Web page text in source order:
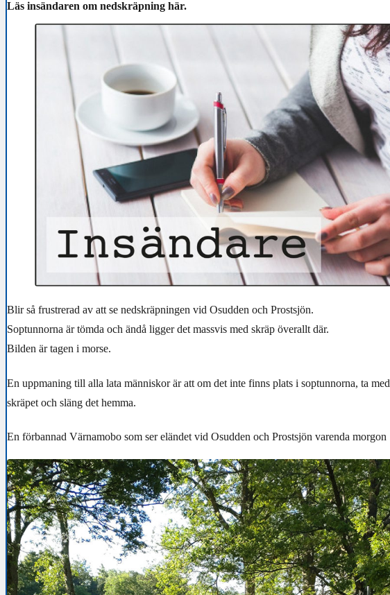
Läs insändaren om nedskräpning här.
Blir så frustrerad av att se nedskräpningen vid Osudden och Prostsjön.
Soptunnorna är tömda och ändå ligger det massvis med skräp överallt där.
Bilden är tagen i morse.
En uppmaning till alla lata människor är att om det inte finns plats i soptunnorna, ta med
skräpet och släng det hemma.
En förbannad Värnamobo som ser eländet vid Osudden och Prostsjön varenda morgon